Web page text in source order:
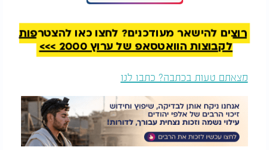
רוצים להישאר מעודכנים? לחצו כאן להצטרפות
לקבוצות הוואטסאפ של ערוץ 2000 >>>
מצאתם טעות בכתבה? כתבו לנו